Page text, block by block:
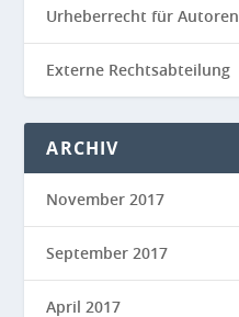
Urheberrecht für Autoren
Externe Rechtsabteilung
ARCHIV
November 2017
September 2017
April 2017